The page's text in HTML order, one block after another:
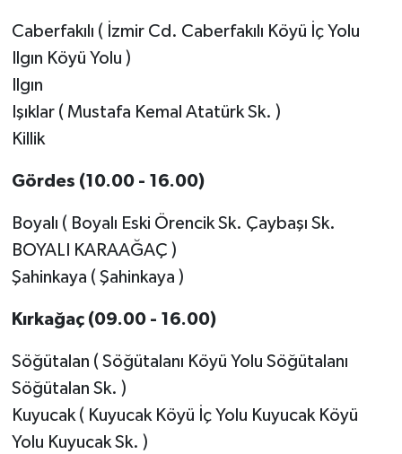
Caberfakılı ( İzmir Cd. Caberfakılı Köyü İç Yolu
Ilgın Köyü Yolu )
Ilgın
Işıklar ( Mustafa Kemal Atatürk Sk. )
Killik
Gördes (10.00 - 16.00)
Boyalı ( Boyalı Eski Örencik Sk. Çaybaşı Sk.
BOYALI KARAAĞAÇ )
Şahinkaya ( Şahinkaya )
Kırkağaç (09.00 - 16.00)
Söğütalan ( Söğütalanı Köyü Yolu Söğütalanı
Söğütalan Sk. )
Kuyucak ( Kuyucak Köyü İç Yolu Kuyucak Köyü
Yolu Kuyucak Sk. )